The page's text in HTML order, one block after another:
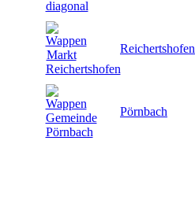
Reichertshofen
Pörnbach